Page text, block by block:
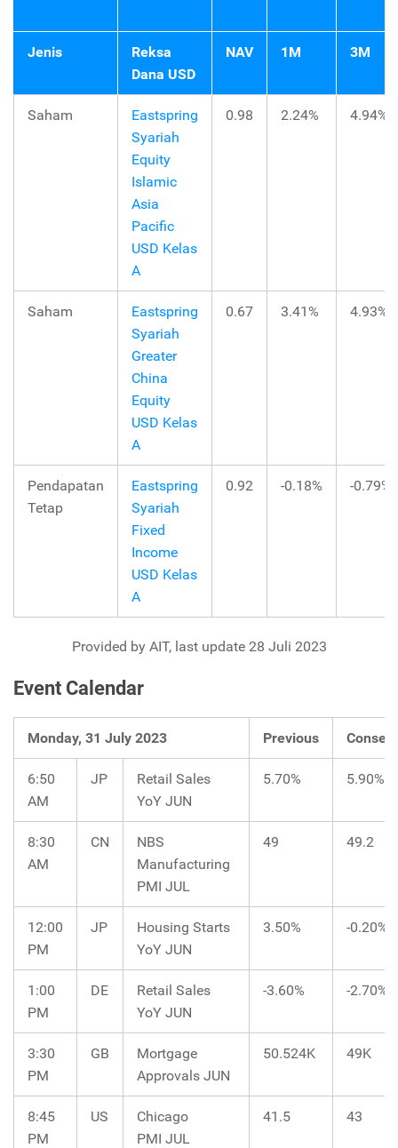
Jenis
Reksa
Dana USD
NAV 1M 3M
Saham
Eastspring
Syariah
Equity
Islamic
Asia
Pacific
USD Kelas
A
0.98 2.24% 4.94%
Saham
Eastspring
Syariah
Greater
China
Equity
USD Kelas
A
0.67 3.41% 4.93%
Pendapatan
Tetap
Eastspring
Syariah
Fixed
Income
USD Kelas
A
0.92 -0.18% -0.79%
Provided by AIT, last update 28 Juli 2023
Event Calendar
Monday, 31 July 2023 Previous
6:50
AM
JP
Retail Sales
YoY JUN
5.70% 5.90%
8:30
AM
CN
NBS
Manufacturing
PMI JUL
49 49.2
12:00
PM
JP
Housing Starts
YoY JUN
3.50% -0.20%
1:00
PM
DE
Retail Sales
YoY JUN
-3.60% -2.70%
3:30
PM
GB
Mortgage
Approvals JUN
50.524K 49K
8:45
PM
US
Chicago
PMI JUL
41.5 43